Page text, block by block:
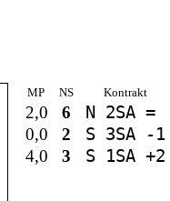
MP NS Kontrakt
2,0 6 N 2SA=
0,0
2 S 3SA-1
4,0
3 S 1SA+2